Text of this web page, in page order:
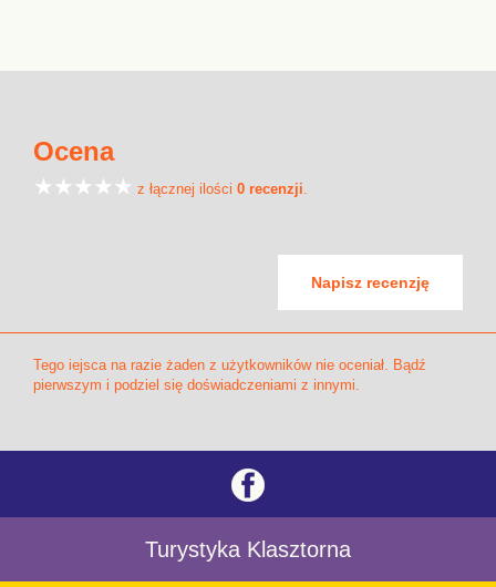
Ocena
z łącznej ilości 0 recenzji.
Napisz recenzję
Tego iejsca na razie żaden z użytkowników nie oceniał. Bądź
pierwszym i podziel się doświadczeniami z innymi.
Turystyka Klasztorna